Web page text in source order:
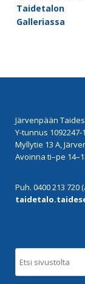
Taidetalon
Galleriassa
Järvenpään
Y-tunnus 1092247-1
Myllytie 13 A,
Avoinna ti–pe
Puh. 0400 213